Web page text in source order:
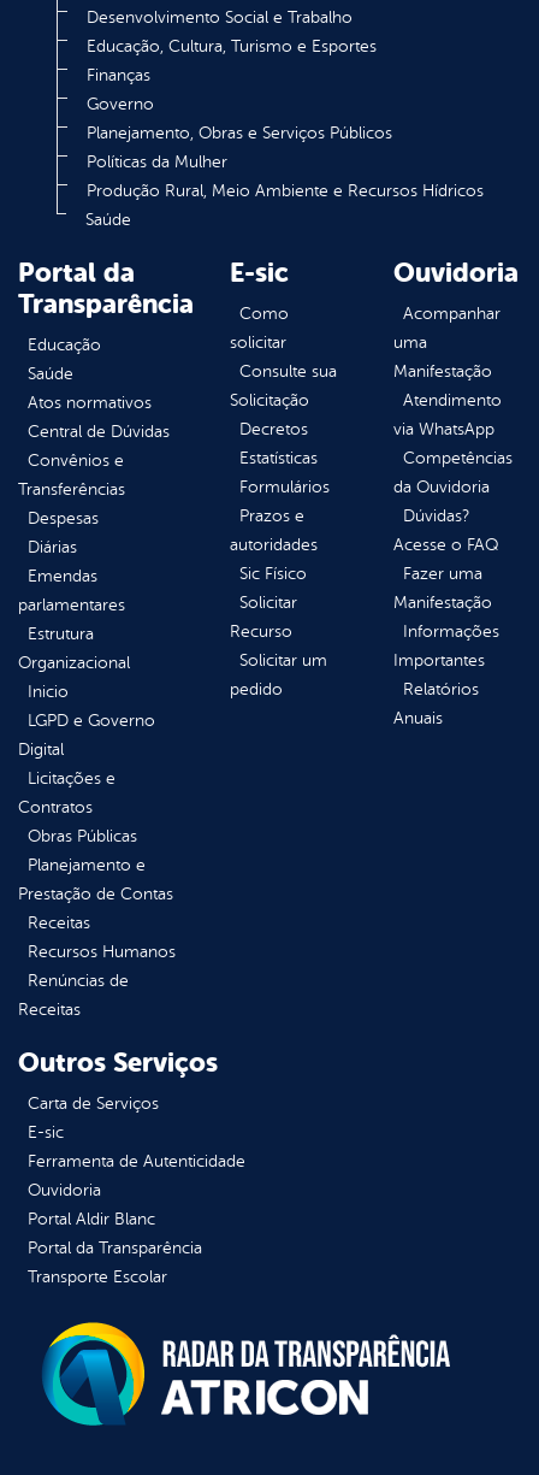
Desenvolvimento Social e Trabalho
Educação, Cultura, Turismo e Esportes
Finanças
Governo
Planejamento, Obras e Serviços Públicos
Políticas da Mulher
Produção Rural, Meio Ambiente e Recursos Hídricos
Saúde
Portal da
Transparência
Educação
Saúde
Atos normativos
Central de Dúvidas
Convênios e
Transferências
Despesas
Diárias
Emendas
parlamentares
Estrutura
Organizacional
Inicio
LGPD e Governo
Digital
Licitações e
Contratos
Obras Públicas
Planejamento e
Prestação de Contas
Receitas
Recursos Humanos
Renúncias de
Receitas
E-sic
Como
solicitar
Consulte sua
Solicitação
Decretos
Estatísticas
Formulários
Prazos e
autoridades
Sic Físico
Solicitar
Recurso
Solicitar um
pedido
Ouvidoria
Acompanhar
uma
Manifestação
Atendimento
via WhatsApp
Competências
da Ouvidoria
Dúvidas?
Acesse o FAQ
Fazer uma
Manifestação
Informações
Importantes
Relatórios
Anuais
Outros Serviços
Carta de Serviços
E-sic
Ferramenta de Autenticidade
Ouvidoria
Portal Aldir Blanc
Portal da Transparência
Transporte Escolar